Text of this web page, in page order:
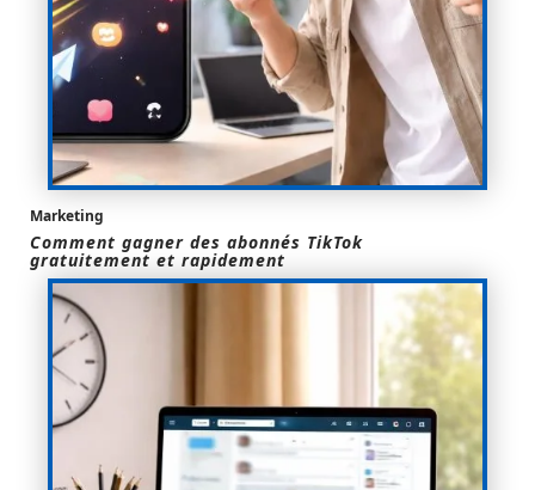
Marketing
Comment gagner des abonnés TikTok
gratuitement et rapidement